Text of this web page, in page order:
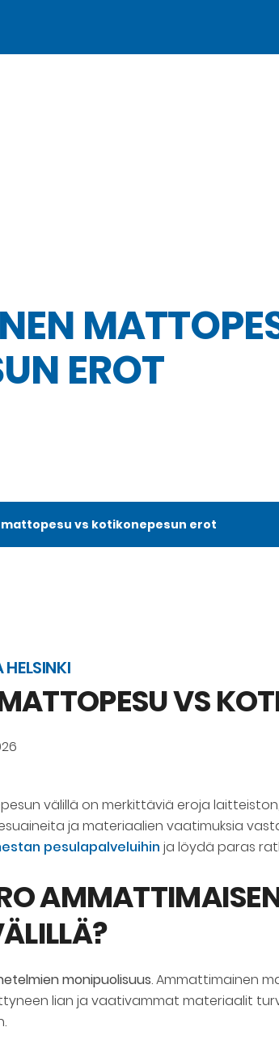
EROT
vs kotikonepesun erot
VS
välillä on merkittäviä eroja
ja materiaalien vaatimuksia
pesulapalveluihin ja löydä paras
monipuolisuus. Ammattimainen
lian ja vaativammat materiaalit